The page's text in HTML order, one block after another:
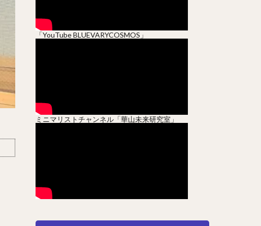
「YouTube BLUEVARYCOSMOS」
ミニマリストチャンネル「華山未来研究室」